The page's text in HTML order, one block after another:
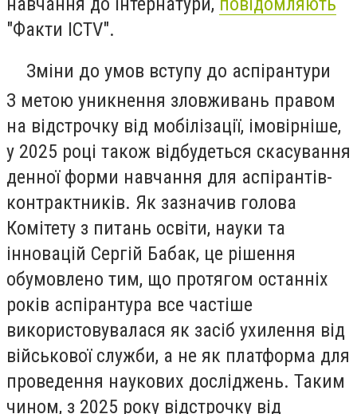
"Факти ICTV".
Зміни до умов вступу до аспірантури
З метою уникнення зловживань правом
на відстрочку від мобілізації, імовірніше,
у 2025 році також відбудеться скасування
денної форми навчання для аспірантів-
контрактників. Як зазначив голова
Комітету з питань освіти, науки та
інновацій Сергій Бабак, це рішення
обумовлено тим, що протягом останніх
років аспірантура все частіше
використовувалася як засіб ухилення від
військової служби, а не як платформа для
проведення наукових досліджень. Таким
чином, з 2025 року відстрочку від